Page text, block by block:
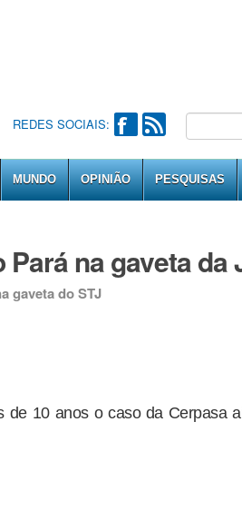
REDES SOCIAIS:
MUNDO OPINIÃO PESQUISAS
na gaveta da
gaveta do STJ
de 10 anos o caso da Cerpasa